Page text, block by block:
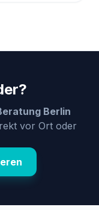
Berlin
vor Ort oder